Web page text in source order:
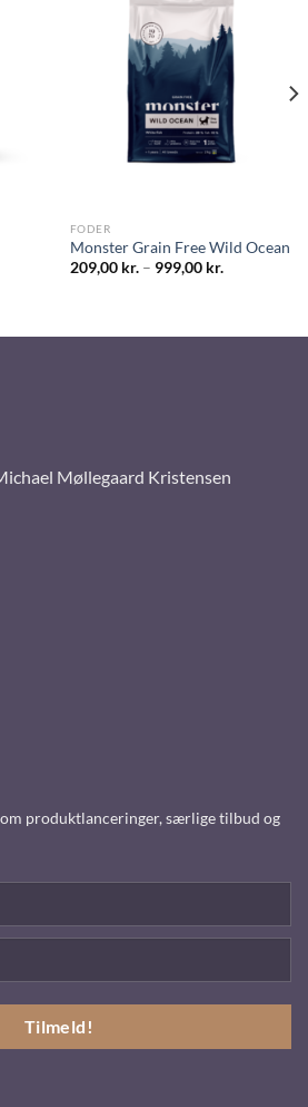
FODER
Monster Grain Free Wild Ocean
209,00 kr.– 999,00 kr.
Møllegaard Kristensen
produktlanceringer, særlige tilbud og